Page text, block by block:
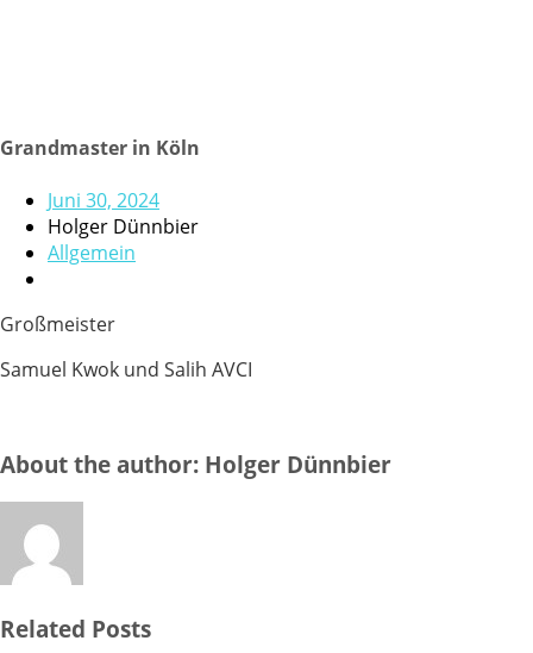
Grandmaster in Köln
Juni 30, 2024
Holger Dünnbier
Allgemein
Großmeister
Samuel Kwok und Salih AVCI
About the author: Holger Dünnbier
Related Posts